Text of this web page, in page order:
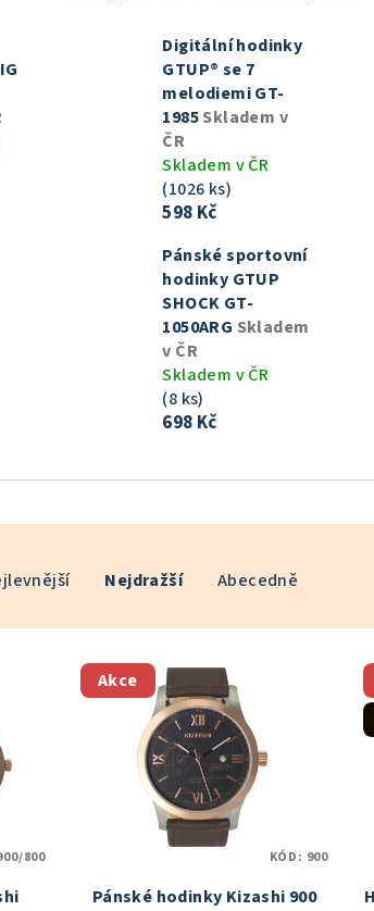
Digitální hodinky
GTUP® se 7
melodiemi GT-
1985Skladem v
ČR
Skladem v ČR
(1026 ks)
598 Kč
Pánské sportovní
hodinky GTUP
SHOCK GT-
1050ARG Skladem
v ČR
Skladem v ČR
(8 ks)
698 Kč
Nejdražší Abecedně
800
Akce
Pánské hodinky Kizashi 900
KÓD: 900